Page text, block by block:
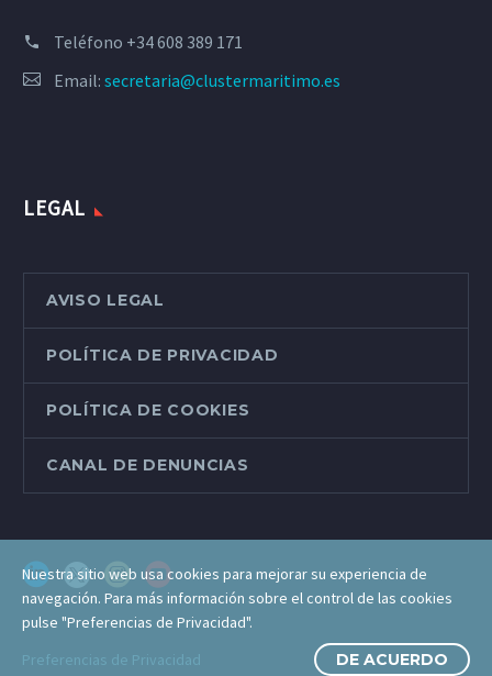
Teléfono +34 608 389 171
Email: secretaria@clustermaritimo.es
LEGAL
AVISO LEGAL
POLÍTICA DE PRIVACIDAD
POLÍTICA DE COOKIES
CANAL DE DENUNCIAS
Nuestra sitio web usa cookies para mejorar su experiencia de
navegación. Para más información sobre el control de las cookies
pulse "Preferencias de Privacidad".
Preferencias de Privacidad
DE ACUERDO